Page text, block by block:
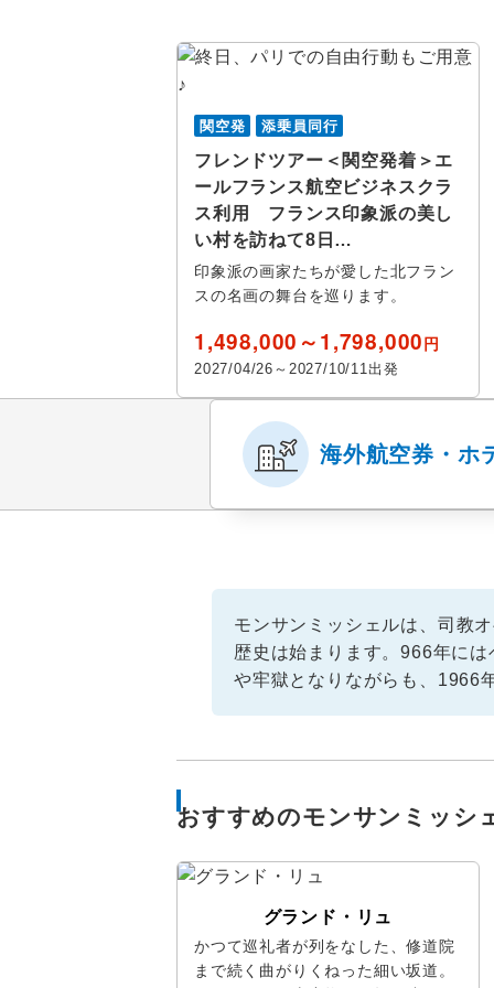
サンレミ
アンティ
ル アー
クルバン
ビアリッ
スポーツ体験 /
その他テーマ
グルメ
関空発 添乗員同行
フレンドツアー＜関空発着＞エ
ールフランス航空ビジネスクラ
ス利用 フランス印象派の美し
い村を訪ねて8日…
印象派の画家たちが愛した北フラン
スの名画の舞台を巡ります。
1,498,000～1,798,000円
2027/04/26～2027/10/11出発
海外航空券・ホ
モンサンミッシェルは、司教
歴史は始まります。966年に
や牢獄となりながらも、1966
おすすめのモンサンミッシ
グランド・リュ
かつて巡礼者が列をなした、修道院
まで続く曲がりくねった細い坂道。